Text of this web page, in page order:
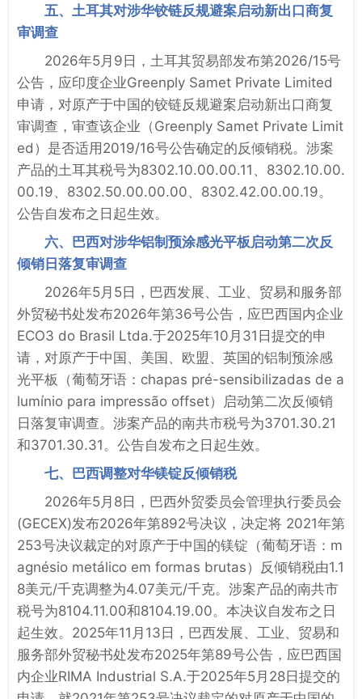
五、土耳其对涉华铰链反规避案启动新出口商复
审调查
2026年5月9日，土耳其贸易部发布第2026/15号
公告，应印度企业Greenply Samet Private Limited
申请，对原产于中国的铰链反规避案启动新出口商复
审调查，审查该企业（Greenply Samet Private Limit
ed）是否适用2019/16号公告确定的反倾销税。涉案
产品的土耳其税号为8302.10.00.00.11、8302.10.00.
00.19、8302.50.00.00.00、8302.42.00.00.19。
公告自发布之日起生效。
六、巴西对涉华铝制预涂感光平板启动第二次反
倾销日落复审调查
2026年5月5日，巴西发展、工业、贸易和服务部
外贸秘书处发布2026年第36号公告，应巴西国内企业
ECO3 do Brasil Ltda.于2025年10月31日提交的申
请，对原产于中国、美国、欧盟、英国的铝制预涂感
光平板（葡萄牙语：chapas pré-sensibilizadas de a
lumínio para impressão offset）启动第二次反倾销
日落复审调查。涉案产品的南共市税号为3701.30.21
和3701.30.31。公告自发布之日起生效。
七、巴西调整对华镁锭反倾销税
2026年5月8日，巴西外贸委员会管理执行委员会
(GECEX)发布2026年第892号决议，决定将 2021年第
253号决议裁定的对原产于中国的镁锭（葡萄牙语：m
agnésio metálico em formas brutas）反倾销税由1.1
8美元/千克调整为4.07美元/千克。涉案产品的南共市
税号为8104.11.00和8104.19.00。本决议自发布之日
起生效。2025年11月13日，巴西发展、工业、贸易和
服务部外贸秘书处发布2025年第89号公告，应巴西国
内企业RIMA Industrial S.A.于2025年5月28日提交的